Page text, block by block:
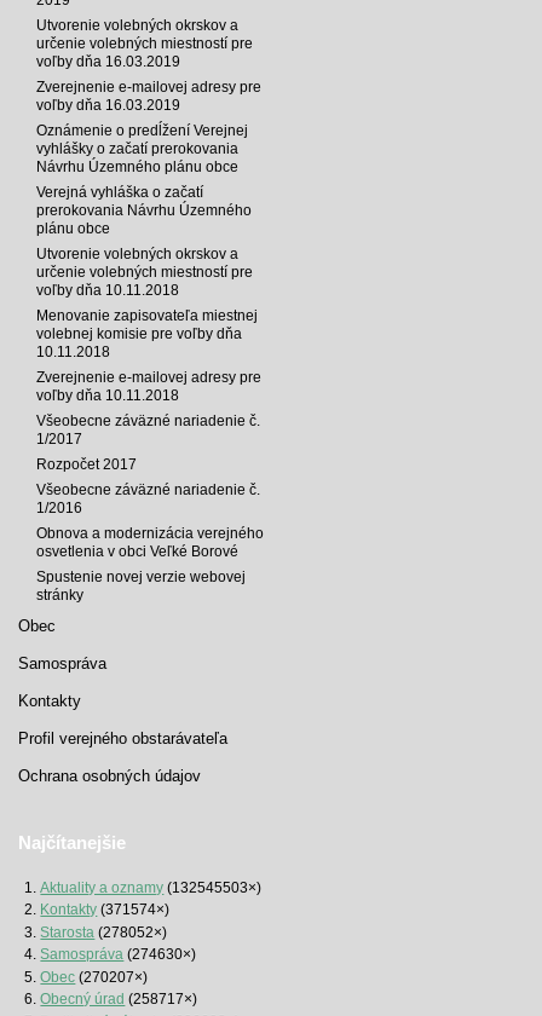
Utvorenie volebných okrskov a
určenie volebných miestností pre
voľby dňa 16.03.2019
Zverejnenie e-mailovej adresy pre
voľby dňa 16.03.2019
Oznámenie o predĺžení Verejnej
vyhlášky o začatí prerokovania
Návrhu Územného plánu obce
Verejná vyhláška o začatí
prerokovania Návrhu Územného
plánu obce
Utvorenie volebných okrskov a
určenie volebných miestností pre
voľby dňa 10.11.2018
Menovanie zapisovateľa miestnej
volebnej komisie pre voľby dňa
10.11.2018
Zverejnenie e-mailovej adresy pre
voľby dňa 10.11.2018
Všeobecne záväzné nariadenie č.
1/2017
Rozpočet 2017
Všeobecne záväzné nariadenie č.
1/2016
Obnova a modernizácia verejného
osvetlenia v obci Veľké Borové
Spustenie novej verzie webovej
stránky
Obec
Samospráva
Kontakty
Profil verejného obstarávateľa
Ochrana osobných údajov
Najčítanejšie
Aktuality a oznamy (132545503×)
Kontakty (371574×)
Starosta (278052×)
Samospráva (274630×)
Obec (270207×)
Obecný úrad (258717×)